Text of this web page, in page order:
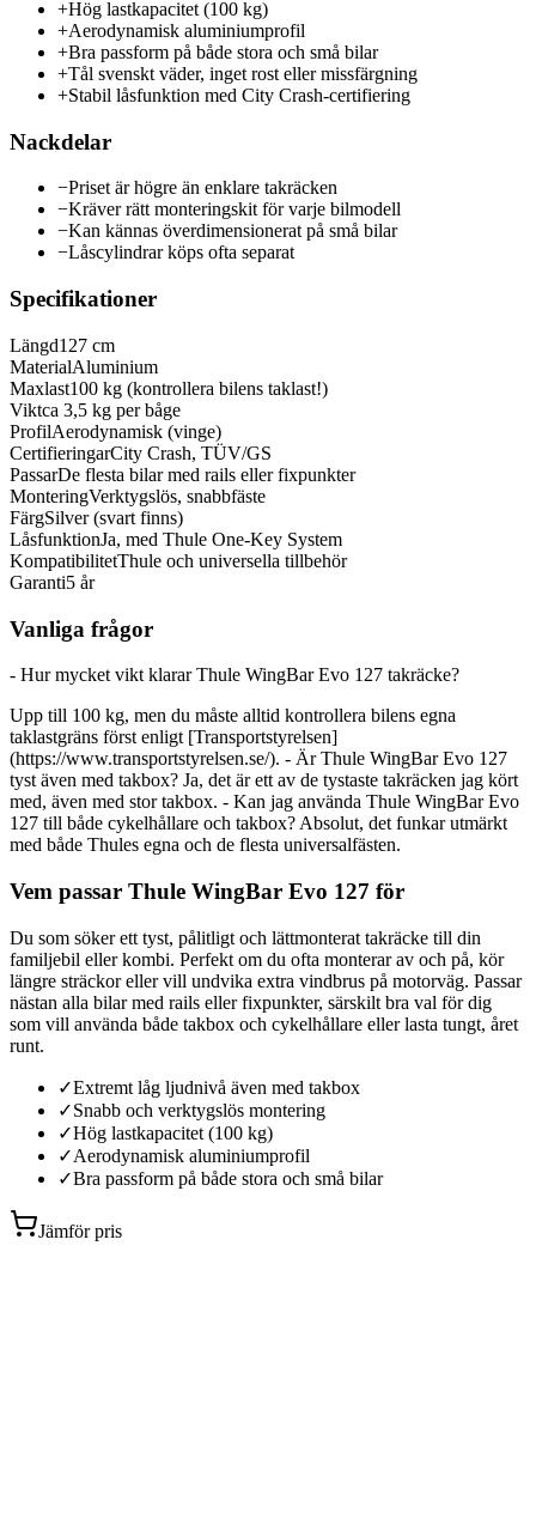
+Hög lastkapacitet (100 kg)
+Aerodynamisk aluminiumprofil
+Bra passform på både stora och små bilar
+Tål svenskt väder, inget rost eller missfärgning
+Stabil låsfunktion med City Crash-certifiering
Nackdelar
−Priset är högre än enklare takräcken
−Kräver rätt monteringskit för varje bilmodell
−Kan kännas överdimensionerat på små bilar
−Låscylindrar köps ofta separat
Specifikationer
Längd127 cm
MaterialAluminium
Maxlast100 kg (kontrollera bilens taklast!)
Viktca 3,5 kg per båge
ProfilAerodynamisk (vinge)
CertifieringarCity Crash, TÜV/GS
PassarDe flesta bilar med rails eller fixpunkter
MonteringVerktygslös, snabbfäste
FärgSilver (svart finns)
LåsfunktionJa, med Thule One-Key System
KompatibilitetThule och universella tillbehör
Garanti5 år
Vanliga frågor
- Hur mycket vikt klarar Thule WingBar Evo 127 takräcke?
Upp till 100 kg, men du måste alltid kontrollera bilens egna
taklastgräns först enligt [Transportstyrelsen]
(https://www.transportstyrelsen.se/). - Är Thule WingBar Evo 127
tyst även med takbox? Ja, det är ett av de tystaste takräcken jag kört
med, även med stor takbox. - Kan jag använda Thule WingBar Evo
127 till både cykelhållare och takbox? Absolut, det funkar utmärkt
med både Thules egna och de flesta universalfästen.
Vem passar Thule WingBar Evo 127 för
Du som söker ett tyst, pålitligt och lättmonterat takräcke till din
familjebil eller kombi. Perfekt om du ofta monterar av och på, kör
längre sträckor eller vill undvika extra vindbrus på motorväg. Passar
nästan alla bilar med rails eller fixpunkter, särskilt bra val för dig
som vill använda både takbox och cykelhållare eller lasta tungt, året
runt.
✓Extremt låg ljudnivå även med takbox
✓Snabb och verktygslös montering
✓Hög lastkapacitet (100 kg)
✓Aerodynamisk aluminiumprofil
✓Bra passform på både stora och små bilar
Jämför pris